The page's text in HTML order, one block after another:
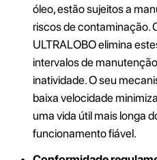
óleo, estão sujeitos a
riscos de contaminação.
ULTRALOBO elimina
intervalos de
inatividade. O seu
baixa velocidade
uma vida útil mais longa
funcionamento fiável.